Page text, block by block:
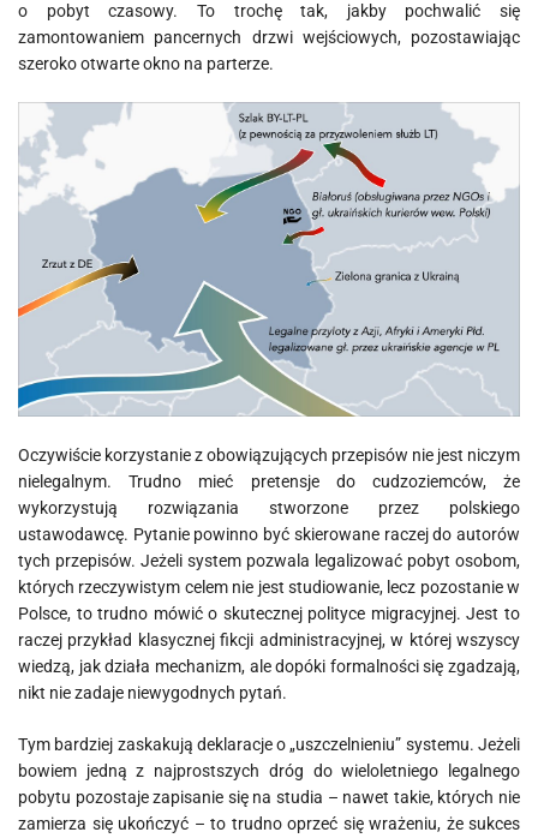
o pobyt czasowy. To trochę tak, jakby pochwalić się
zamontowaniem pancernych drzwi wejściowych, pozostawiając
szeroko otwarte okno na parterze.
Oczywiście korzystanie z obowiązujących przepisów nie jest niczym
nielegalnym. Trudno mieć pretensje do cudzoziemców, że
wykorzystują rozwiązania stworzone przez polskiego
ustawodawcę. Pytanie powinno być skierowane raczej do autorów
tych przepisów. Jeżeli system pozwala legalizować pobyt osobom,
których rzeczywistym celem nie jest studiowanie, lecz pozostanie w
Polsce, to trudno mówić o skutecznej polityce migracyjnej. Jest to
raczej przykład klasycznej fikcji administracyjnej, w której wszyscy
wiedzą, jak działa mechanizm, ale dopóki formalności się zgadzają,
nikt nie zadaje niewygodnych pytań.
Tym bardziej zaskakują deklaracje o „uszczelnieniu” systemu. Jeżeli
bowiem jedną z najprostszych dróg do wieloletniego legalnego
pobytu pozostaje zapisanie się na studia – nawet takie, których nie
zamierza się ukończyć – to trudno oprzeć się wrażeniu, że sukces